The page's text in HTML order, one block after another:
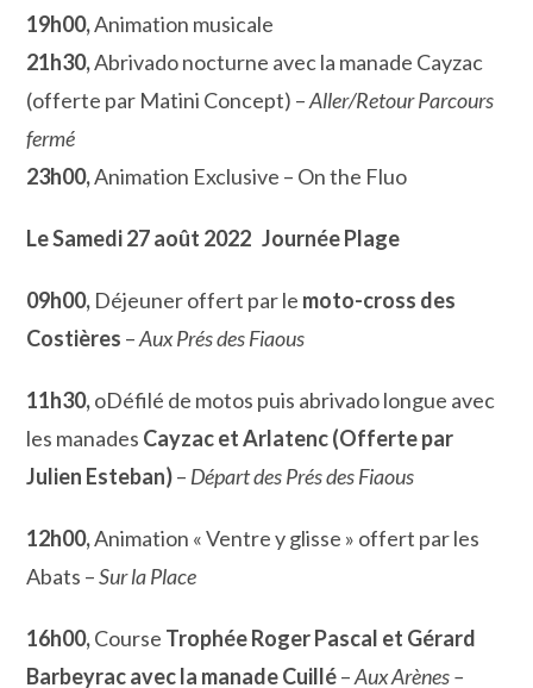
19h00,Animation musicale
21h30,Abrivado nocturne avec la manade Cayzac
(offerte par Matini Concept) –Aller/Retour Parcours
fermé
23h00,Animation Exclusive – On the Fluo
Le Samedi 27 août 2022Journée Plage
09h00, Déjeuner offert par le moto-cross des
Costières –Aux Prés desFiaous
11h30,oDéfilé de motos puis abrivado longue avec
les manades Cayzac et Arlatenc (Offerte par
Julien Esteban)– Départ des Prés des Fiaous
12h00,Animation « Ventre y glisse » offert par les
Abats –Sur la Place
16h00,Course Trophée Roger Pascal et Gérard
Barbeyrac avec la manade Cuillé–Aux Arènes –